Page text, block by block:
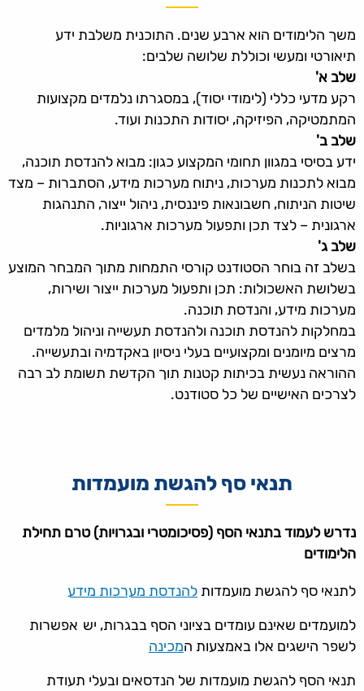
משך הלימודים הוא ארבע שנים. התוכנית משלבת ידע
תיאורטי ומעשי וכוללת שלושה שלבים:
שלב א'
רקע מדעי כללי (לימודי יסוד), במסגרתו נלמדים מקצועות
המתמטיקה, הפיזיקה, יסודות התכנות ועוד.
שלב ב'
ידע בסיסי במגוון תחומי המקצוע כגון: מבוא להנדסת תוכנה,
מבוא לתכנות מערכות, ניתוח מערכות מידע, הסתברות – מצד
שיטות הניתוח, חשבונאות פיננסית, ניהול ייצור, התנהגות
ארגונית – לצד תכן ותפעול מערכות ארגוניות.
שלב ג'
בשלב זה בוחר הסטודנט קורסי התמחות מתוך המבחר המוצע
בשלושת האשכולות: תכן ותפעול מערכות ייצור ושירות,
מערכות מידע, והנדסת תוכנה.
במחלקות להנדסת תוכנה ולהנדסת תעשייה וניהול מלמדים
מרצים מיומנים ומקצועיים בעלי ניסיון באקדמיה ובתעשייה.
ההוראה נעשית בכיתות קטנות תוך הקדשת תשומת לב רבה
לצרכים האישיים של כל סטודנט.
תנאי סף להגשת מועמדות
נדרש לעמוד בתנאי הסף (פסיכומטרי ובגרויות) טרם תחילת
הלימודים
לתנאי סף להגשת מועמדות להנדסת מערכות מידע
למועמדים שאינם עומדים בציוני הסף בבגרות, יש אפשרות
לשפר הישגים אלו באמצעות המכינה
תנאי הסף להגשת מועמדות של הנדסאים ובעלי תעודת